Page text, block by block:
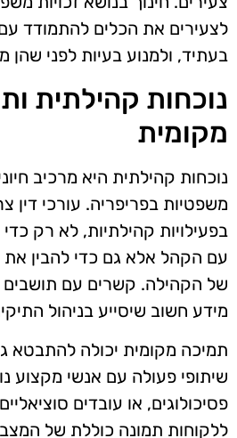
לצעירים את הכלים להתמודד
בעתיד, ולמנוע בעיות לפני שהן
נוכחות קהילתית
מקומית
נוכחות קהילתית היא מרכיב
משפטיות בפריפריה. עורכי דין
בפעילויות קהילתיות, לא רק
עם הקהל אלא גם כדי להבין את
של הקהילה. קשרים עם תושבים
מידע חשוב שיסייע בניהול
תמיכה מקומית יכולה להתבטא
שיתופי פעולה עם אנשי מקצוע
פסיכולוגים, או עובדים
ללקוחות תמונה כוללת של